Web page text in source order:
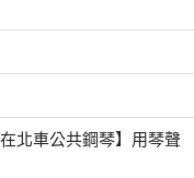
北車公共鋼琴】用琴聲